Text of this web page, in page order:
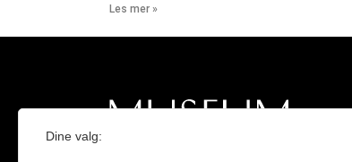
Les mer »
Dine valg: